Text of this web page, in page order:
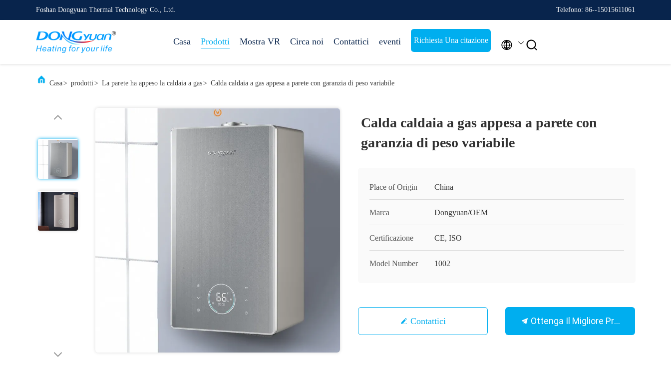
Foshan Dongyuan Thermal Technology Co., Ltd. Telefono: 86--15015611061
Casa Prodotti Mostra VR Circa noi Contattici eventi Richiesta Una citazione  
Casa> prodotti> La parete ha appeso la caldaia a gas> Calda caldaia a gas appesa a parete con garanzia di peso variabile
Calda caldaia a gas appesa a parete con
garanzia di peso variabile
Place of Origin China
Marca Dongyuan/OEM
Certificazione CE, ISO
Model Number 1002
Contattici Ottenga Il Migliore Prezzo